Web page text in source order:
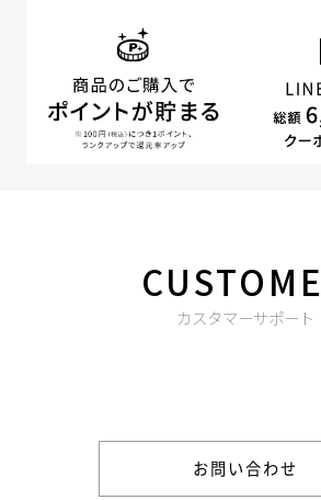
カスタマーサポート
お問い合わせ